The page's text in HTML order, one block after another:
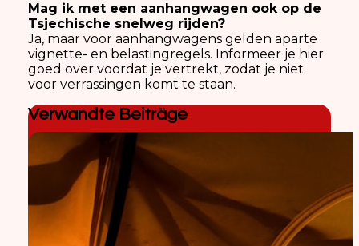
Mag ik met een aanhangwagen ook op de
Tsjechische snelweg rijden?
Ja, maar voor aanhangwagens gelden aparte
vignette- en belastingregels. Informeer je hier
goed over voordat je vertrekt, zodat je niet
voor verrassingen komt te staan.
Verwandte Beiträge